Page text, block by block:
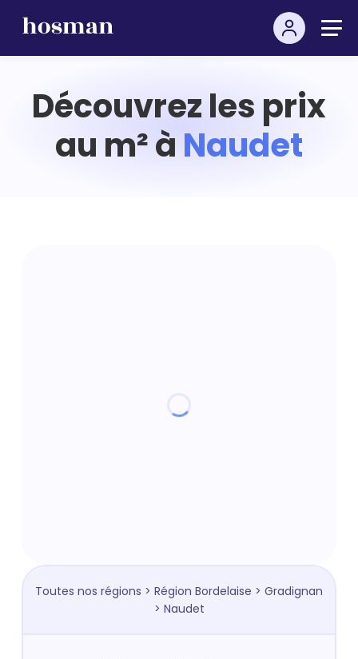
Découvrez les prix
au m² à Naudet
Toutes nos régions > Région Bordelaise > Gradignan
> Naudet